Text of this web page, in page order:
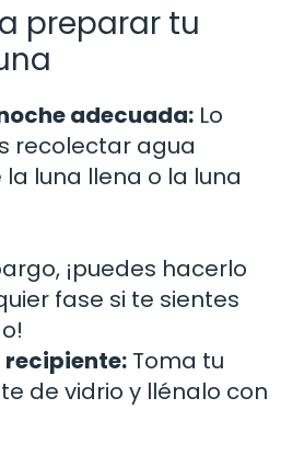
preparar tu
adecuada: Lo
recolectar agua
luna llena o la luna
¡puedes hacerlo
fase si te sientes
recipiente: Toma tu
de vidrio y llénalo con